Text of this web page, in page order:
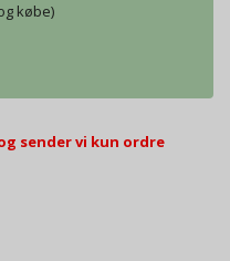
købe)
sender vi kun ordre